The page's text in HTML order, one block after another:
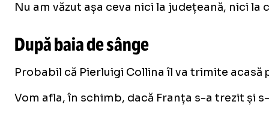
Nu am văzut așa ceva nici la județeană, nici
După baia de sânge
Probabil că Pierluigi Collina îl va trimite
Vom afla, în schimb, dacă Franța s-a trezit și